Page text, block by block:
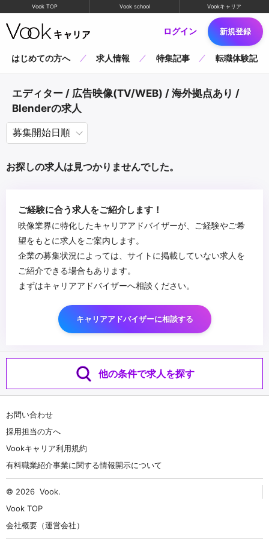
Vook TOP Vook school Vookキャリア
ログイン 新規登録
はじめての方へ 求人情報 特集記事 転職体験記
エディター / 広告映像(TV/WEB) / 海外拠点あり /
Blenderの求人
お探しの求人は見つかりませんでした。
ご経験に合う求人をご紹介します！
映像業界に特化したキャリアアドバイザーが、ご経験やご希
望をもとに求人をご案内します。
企業の募集状況によっては、サイトに掲載していない求人を
ご紹介できる場合もあります。
まずはキャリアアドバイザーへ相談ください。
キャリアアドバイザーに相談する
他の条件で求人を探す
お問い合わせ
採用担当の方へ
Vookキャリア利用規約
有料職業紹介事業に関する情報開示について
© 2026 Vook.
Vook TOP
会社概要（運営会社）